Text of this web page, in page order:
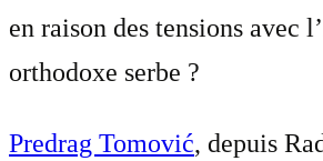
en raison des tensions avec
orthodoxe serbe ?
Predrag Tomović, depuis